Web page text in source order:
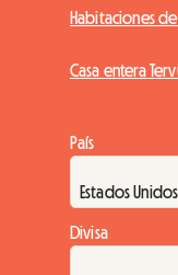
Habitaciones
Casa entera
País
Divisa